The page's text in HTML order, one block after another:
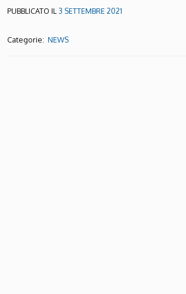
PUBBLICATO IL 3 SETTEMBRE 2021
Categorie: NEWS